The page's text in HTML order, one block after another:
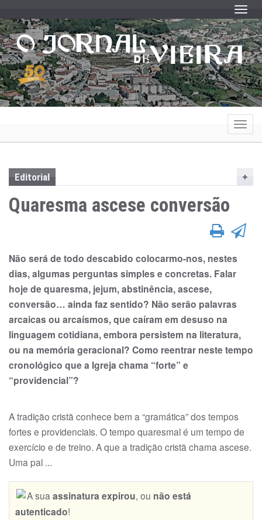
Editorial
Quaresma ascese conversão
Não será de todo descabido colocarmo-nos, nestes
dias, algumas perguntas simples e concretas. Falar
hoje de quaresma, jejum, abstinência, ascese,
conversão… ainda faz sentido? Não serão palavras
arcaicas ou arcaísmos, que caíram em desuso na
linguagem cotidiana, embora persistem na literatura,
ou na me­mó­ria geracional? Como reentrar neste tempo
crono­lógico que a Igreja chama “forte” e
“providencial”?
A tradição cristã conhece bem a “gramática” dos tem­pos
fortes e providenciais. O tempo quaresmal é um tempo de
exercício e de treino. A que a tradição cristã chama ascese.
Uma pal ...
A sua assinatura expirou, ou não está
autenticado!